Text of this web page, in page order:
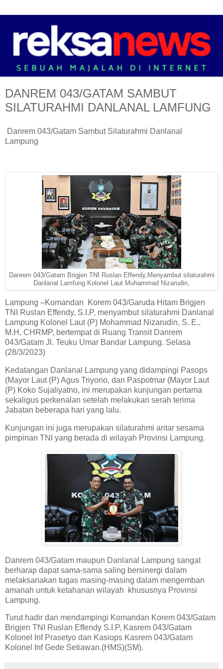
DANREM 043/GATAM SAMBUT
SILATURAHMI DANLANAL LAMFUNG
Danrem 043/Gatam Sambut Silaturahmi Danlanal
Lampung
Danrem 043/Gatam Brigjen TNI Ruslan Effendy,Menyambut silaturahmi
Danlanal Lamfung Kolonel Laut Muhammad Nizarudin,
Lampung –Komandan Korem 043/Garuda Hitam Brigjen
TNI Ruslan Effendy, S.I.P, menyambut silaturahmi Danlanal
Lampung Kolonel Laut (P) Mohammad Nizarudin, S. E.,
M.H, CHRMP, bertempat di Ruang Transit Danrem
043/Gatam Jl. Teuku Umar Bandar Lampung. Selasa
(28/3/2023)
Kedatangan Danlanal Lampung yang didampingi Pasops
(Mayor Laut (P) Agus Triyono, dan Paspotmar (Mayor Laut
(P) Koko Sujaliyatno, ini merupakan kunjungan pertama
sekaligus perkenalan setelah melakukan serah terima
Jabatan beberapa hari yang lalu.
Kunjungan ini juga merupakan silaturahmi antar sesama
pimpinan TNI yang berada di wilayah Provinsi Lampung.
Danrem 043/Gatam maupun Danlanal Lampung sangat
berharap dapat sama-sama saling bersinergi dalam
melaksanakan tugas masing-masing dalam mengemban
amanah untuk ketahanan wilayah khususnya Provinsi
Lampung.
Turut hadir dan mendampingi Komandan Korem 043/Gatam
Brigjen TNI Ruslan Effendy S.I.P, Kasrem 043/Gatam
Kolonel Inf Prasetyo dan Kasiops Kasrem 043/Gatam
Kolonel Inf Gede Setiawan.(HMS)(SM).